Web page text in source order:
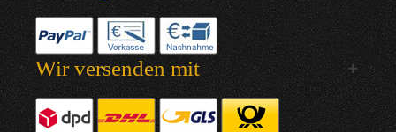
Wir versenden mit